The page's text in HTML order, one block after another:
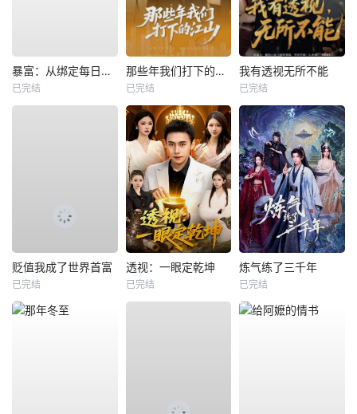
暴富：从绑定每日消费系统开始
已完结
那些年我们打下的江山
已完结
我有透视无所不能
已完结
贬值我成了世界首富
已完结
透视：一眼定乾坤
已完结
炼气练了三千年
已完结